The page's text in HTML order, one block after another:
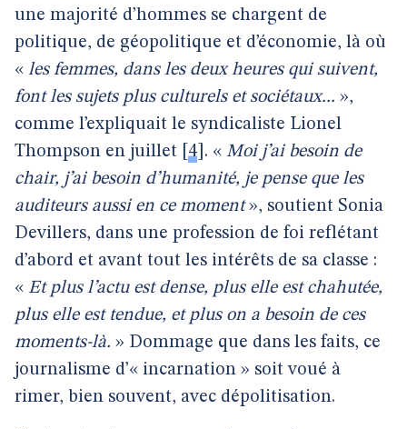
une majorité d’hommes se chargent de
politique, de géopolitique et d’économie, là où
« les femmes, dans les deux heures qui suivent,
font les sujets plus culturels et sociétaux... »,
comme l’expliquait le syndicaliste Lionel
Thompson en juillet 4 . « Moi j’ai besoin de
chair, j’ai besoin d’humanité, je pense que les
auditeurs aussi en ce moment», soutient Sonia
Devillers, dans une profession de foi reflétant
d’abord et avant tout les intérêts de sa classe :
« Et plus l’actu est dense, plus elle est chahutée,
plus elle est tendue, et plus on a besoin de ces
moments-là. » Dommage que dans les faits, ce
journalisme d’« incarnation » soit voué à
rimer, bien souvent, avec dépolitisation.